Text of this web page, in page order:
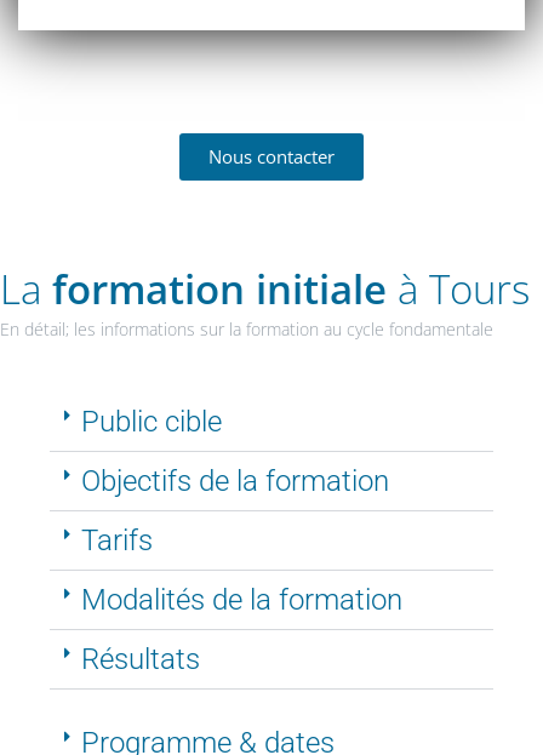
Nous contacter
La formation initiale à Tours
En détail; les informations sur la formation au cycle fondamentale
Public cible
Objectifs de la formation
Tarifs
Modalités de la formation
Résultats
Programme & dates